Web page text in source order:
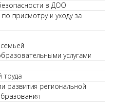
в ДОО
присмотру и уходу за
услугами
труда
развития региональной